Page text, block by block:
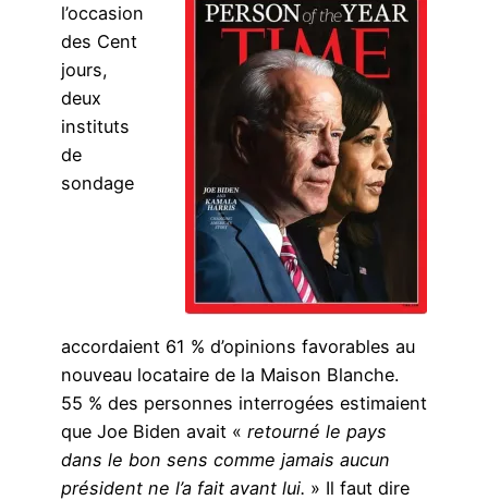
l’occasion
des Cent
jours,
deux
instituts
de
sondage
accordaient 61 % d’opinions favorables au
nouveau locataire de la Maison Blanche.
55 % des personnes interrogées estimaient
que Joe Biden avait « retourné le pays
dans le bon sens comme jamais aucun
président ne l’a fait avant lui. » Il faut dire